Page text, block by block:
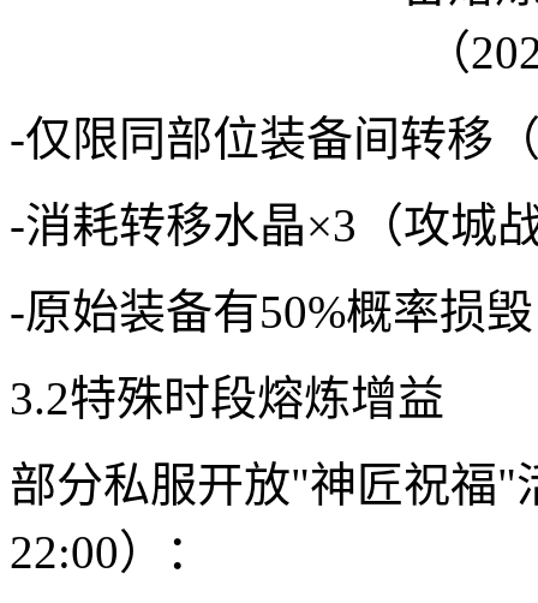
-仅限同部位装备间转移
-消耗转移水晶×3（攻城
-原始装备有50%概率损毁
3.2特殊时段熔炼增益
部分私服开放"神匠祝福"
22:00）：